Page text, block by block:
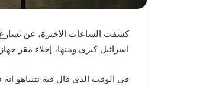
كشفت الساعات الأخيرة، عن تسارع
اسرائيل كبرى ومنها، إخلاء مقر
في الوقت الذي قال فيه نتنياهو